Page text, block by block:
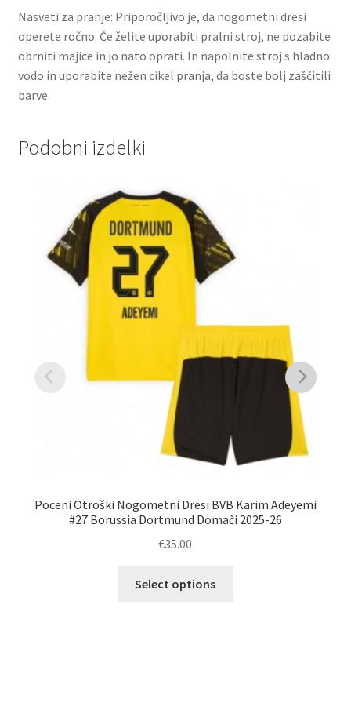
Nasveti za pranje: Priporočljivo je, da nogometni dresi
operete ročno. Če želite uporabiti pralni stroj, ne pozabite
obrniti majice in jo nato oprati. In napolnite stroj s hladno
vodo in uporabite nežen cikel pranja, da boste bolj zaščitili
barve.
Podobni izdelki
Poceni Otroški Nogometni Dresi BVB Karim Adeyemi
#27 Borussia Dortmund Domači 2025-26
€35.00
Select options